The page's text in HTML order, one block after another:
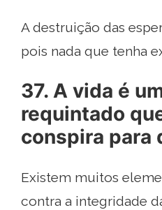
A destruição das
pois nada que tenha
37. A vida é
requintado
conspira para
Existem muitos
contra a integridade